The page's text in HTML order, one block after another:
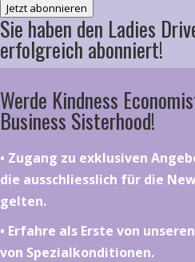
Jetzt abonnieren
Sie haben den Ladies
erfolgreich abonniert!
Werde Kindness
Business Sisterhood!
•⁠ ⁠⁠Zugang zu exklusiven
die ausschliesslich für die
gelten.
•⁠ ⁠⁠Erfahre als Erste von
von Spezialkonditionen.